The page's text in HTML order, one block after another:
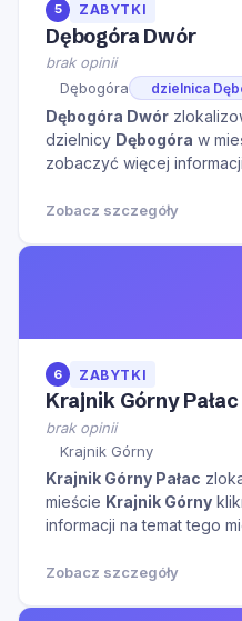
5 ZABYTKI
Dębogóra Dwór
brak opinii
Dębogóra
dzielnica
Dębogóra Dwór
dzielnicy Dębogóra w
zobaczyć więcej
Zobacz szczegóły
6 ZABYTKI
Krajnik Górny Pałac
brak opinii
Krajnik Górny
Krajnik Górny Pałac
mieście Krajnik Górny
informacji na temat tego
Zobacz szczegóły